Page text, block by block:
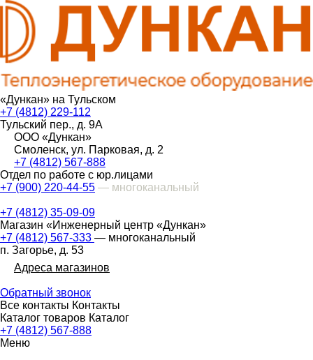
«Дункан» на Тульском
+7 (4812) 229-112
Тульский пер., д. 9А
ООО «Дункан»
Смоленск, ул. Парковая, д. 2
+7 (4812) 567-888
Отдел по работе с юр.лицами
+7 (900) 220-44-55 — многоканальный
+7 (4812) 35-09-09
Магазин «Инженерный центр «Дункан»
+7 (4812) 567-333 — многоканальный
п. Загорье, д. 53
Адреса магазинов
Обратный звонок
Все контакты Контакты
Каталог товаров Каталог
+7 (4812) 567-888
Меню